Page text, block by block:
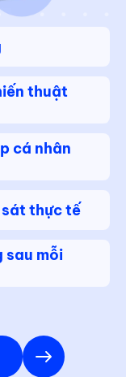
thuật
cá nhân
thực tế
sau mỗi